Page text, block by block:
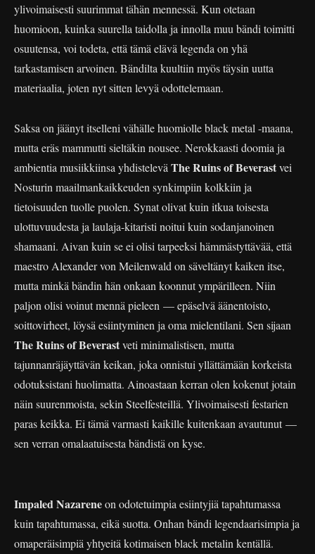
ylivoimaisesti suurimmat tähän mennessä. Kun otetaan
huomioon, kuinka suurella taidolla ja innolla muu bändi toimitti
osuutensa, voi todeta, että tämä elävä legenda on yhä
tarkastamisen arvoinen. Bändilta kuultiin myös täysin uutta
materiaalia, joten nyt sitten levyä odottelemaan.
Saksa on jäänyt itselleni vähälle huomiolle black metal -maana,
mutta eräs mammutti sieltäkin nousee. Nerokkaasti doomia ja
ambientia musiikkiinsa yhdistelevä The Ruins of Beverastvei
Nosturin maailmankaikkeuden synkimpiin kolkkiin ja
tietoisuuden tuolle puolen. Synat olivat kuin itkua toisesta
ulottuvuudesta ja laulaja-kitaristi noitui kuin sodanjanoinen
shamaani. Aivan kuin se ei olisi tarpeeksi hämmästyttävää, että
maestro Alexander von Meilenwald on säveltänyt kaiken itse,
mutta minkä bändin hän onkaan koonnut ympärilleen. Niin
paljon olisi voinut mennä pieleen — epäselvä äänentoisto,
soittovirheet, löysä esiintyminen ja oma mielentilani. Sen sijaan
The Ruins of Beverastveti minimalistisen, mutta
tajunnanräjäyttävän keikan, joka onnistui yllättämään korkeista
odotuksistani huolimatta. Ainoastaan kerran olen kokenut jotain
näin suurenmoista, sekin Steelfesteillä. Ylivoimaisesti festarien
paras keikka. Ei tämä varmasti kaikille kuitenkaan avautunut —
sen verran omalaatuisesta bändistä on kyse.
Impaled Nazareneon odotetuimpia esiintyjiä tapahtumassa
kuin tapahtumassa, eikä suotta. Onhan bändi legendaarisimpia ja
omaperäisimpiä yhtyeitä kotimaisen black metalin kentällä.